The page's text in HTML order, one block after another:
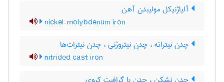
آلیاژنیکل مولیبدن آهن
nickel-molybdenum iron
چدن نیتراته ، چدن نیتروژنی ، چدن نیترات‌ها
nitrided cast iron